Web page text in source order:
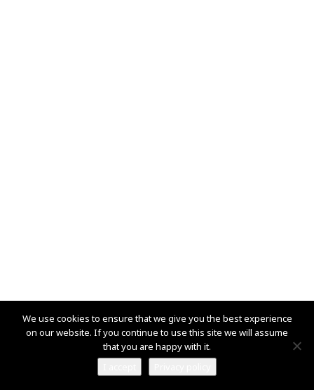
Βασικοί Υποστηρικτές
We use cookies to ensure that we give you the best experience
on our website. If you continue to use this site we will assume
that you are happy with it.